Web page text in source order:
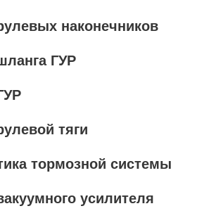
наконечников
ГУР
тяги
тормозной системы
усилителя